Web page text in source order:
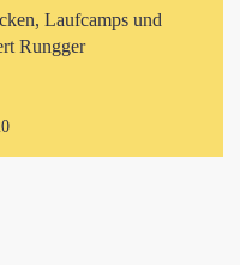
Laufcamps und
Rungger